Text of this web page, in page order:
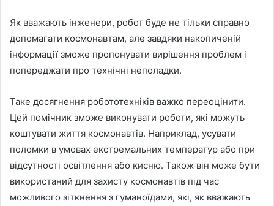
Як вважають інженери, робот буде не тільки справно
допомагати космонавтам, але завдяки накопиченій
інформації зможе пропонувати вирішення проблем і
попереджати про технічні неполадки.
Таке досягнення робототехніків важко переоцінити.
Цей помічник зможе виконувати роботи, які можуть
коштувати життя космонавтів. Наприклад, усувати
поломки в умовах екстремальних температур або при
відсутності освітлення або кисню. Також він може бути
використаний для захисту космонавтів під час
можливого зіткнення з гуманоїдами, які, як вважають